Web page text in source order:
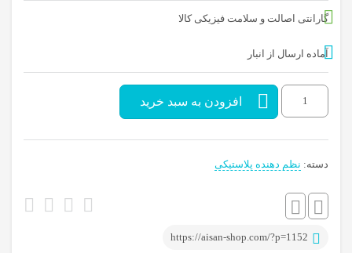
گارانتی اصالت و سلامت فیزیکی کالا
آماده ارسال از انبار
درپوش
همه
عدد
افزودن به سبد خرید
دسته: نظم دهنده پلاستیکی
https://aisan-shop.com/?p=1152